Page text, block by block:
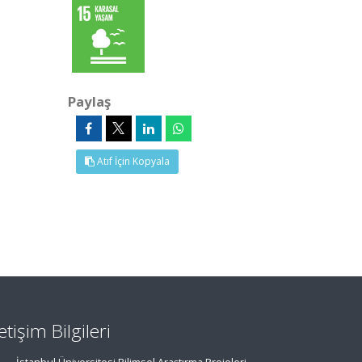
Paylaş
Atıf İçin Kopyala
Bilgileri